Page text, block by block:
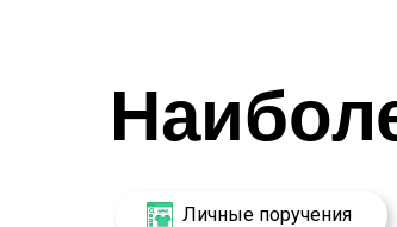
Личные поручения